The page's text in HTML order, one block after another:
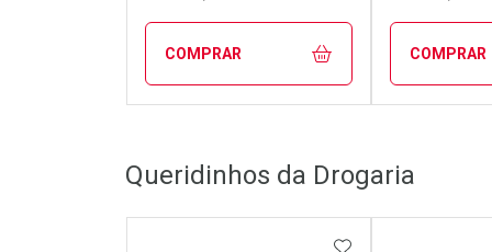
COMPRAR
Laboratório
Por Menos
COMPRAR
Por
Queridinhos da Drogaria
ADICIONAR AOS